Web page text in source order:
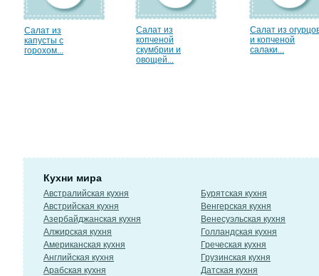
Салат из
капусты с
горохом...
Салат из
копченой
скумбрии и
овощей...
Салат из
и копченой
салаки...
Кухни мира
Австралийская кухня
Австрийская кухня
Азербайджанская кухня
Алжирская кухня
Американская кухня
Английская кухня
Арабская кухня
Бурятская кухня
Венгерская кухня
Венесуэльская кухня
Голландская кухня
Греческая кухня
Грузинская кухня
Датская кухня